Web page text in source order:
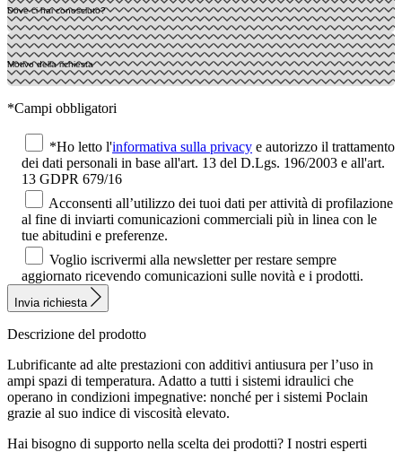
*Campi obbligatori
*Ho letto l'informativa sulla privacy e autorizzo il trattamento
dei dati personali in base all'art. 13 del D.Lgs. 196/2003 e all'art.
13 GDPR 679/16
Acconsenti all’utilizzo dei tuoi dati per attività di profilazione
al fine di inviarti comunicazioni commerciali più in linea con le
tue abitudini e preferenze.
Voglio iscrivermi alla newsletter per restare sempre
aggiornato ricevendo comunicazioni sulle novità e i prodotti.
Invia richiesta
Descrizione del prodotto
Lubrificante ad alte prestazioni con additivi antiusura per l’uso in
ampi spazi di temperatura. Adatto a tutti i sistemi idraulici che
operano in condizioni impegnative: nonché per i sistemi Poclain
grazie al suo indice di viscosità elevato.
Hai bisogno di supporto nella scelta dei prodotti? I nostri esperti